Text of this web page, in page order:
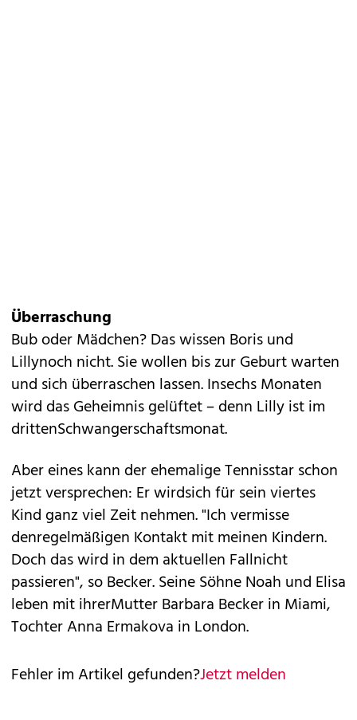
Überraschung
Bub oder Mädchen? Das wissen Boris und
Lillynoch nicht. Sie wollen bis zur Geburt warten
und sich überraschen lassen. Insechs Monaten
wird das Geheimnis gelüftet – denn Lilly ist im
drittenSchwangerschaftsmonat.
Aber eines kann der ehemalige Tennisstar schon
jetzt versprechen: Er wirdsich für sein viertes
Kind ganz viel Zeit nehmen. "Ich vermisse
denregelmäßigen Kontakt mit meinen Kindern.
Doch das wird in dem aktuellen Fallnicht
passieren", so Becker. Seine Söhne Noah und Elisa
leben mit ihrerMutter Barbara Becker in Miami,
Tochter Anna Ermakova in London.
Fehler im Artikel gefunden?Jetzt melden